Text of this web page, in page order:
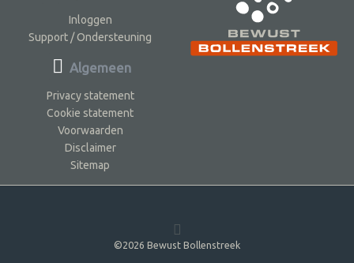
Inloggen
Support / Ondersteuning
Algemeen
Privacy statement
Cookie statement
Voorwaarden
Disclaimer
Sitemap
©2026 Bewust Bollenstreek